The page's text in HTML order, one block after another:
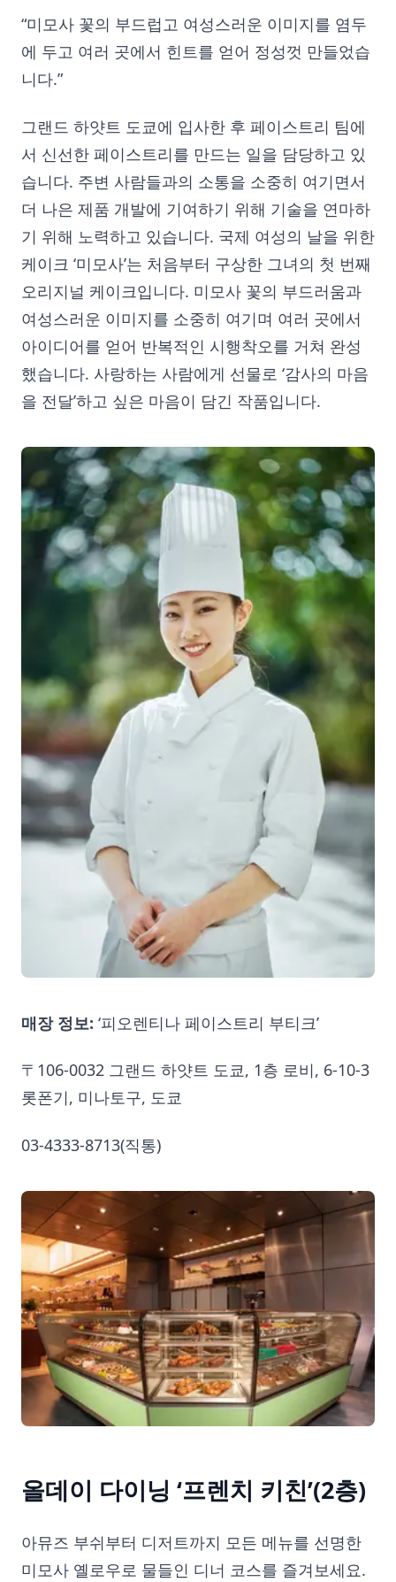
“미모사 꽃의 부드럽고 여성스러운 이미지를 염두
에 두고 여러 곳에서 힌트를 얻어 정성껏 만들었습
니다.”
그랜드 하얏트 도쿄에 입사한 후 페이스트리 팀에
서 신선한 페이스트리를 만드는 일을 담당하고 있
습니다. 주변 사람들과의 소통을 소중히 여기면서
더 나은 제품 개발에 기여하기 위해 기술을 연마하
기 위해 노력하고 있습니다. 국제 여성의 날을 위한
케이크 ‘미모사’는 처음부터 구상한 그녀의 첫 번째
오리지널 케이크입니다. 미모사 꽃의 부드러움과
여성스러운 이미지를 소중히 여기며 여러 곳에서
아이디어를 얻어 반복적인 시행착오를 거쳐 완성
했습니다. 사랑하는 사람에게 선물로 ‘감사의 마음
을 전달’하고 싶은 마음이 담긴 작품입니다.
매장 정보: ‘피오렌티나 페이스트리 부티크’
〒106-0032 그랜드 하얏트 도쿄, 1층 로비, 6-10-3
롯폰기, 미나토구, 도쿄
03-4333-8713(직통)
올데이 다이닝 ‘프렌치 키친’(2층)
아뮤즈 부쉬부터 디저트까지 모든 메뉴를 선명한
미모사 옐로우로 물들인 디너 코스를 즐겨보세요.